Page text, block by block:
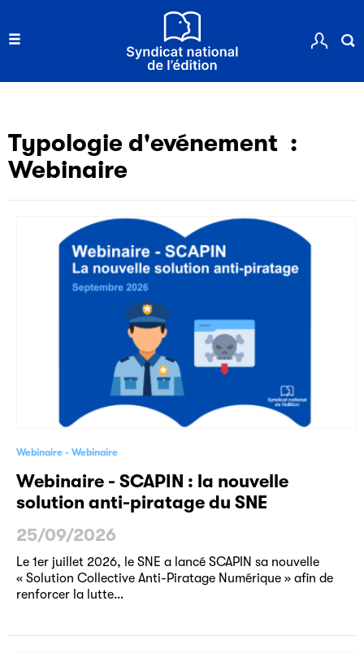
Typologie d'evénement :
Webinaire
Webinaire Webinaire
Webinaire - SCAPIN : la nouvelle
solution anti-piratage du SNE
25/09/2026
Le 1er juillet 2026, le SNE a lancé SCAPIN sa nouvelle
« Solution Collective Anti-Piratage Numérique » afin de
renforcer la lutte…